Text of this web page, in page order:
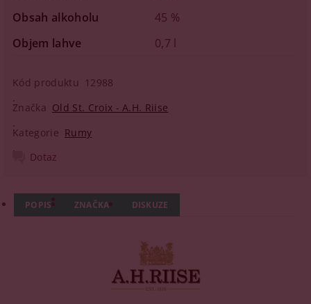
Obsah alkoholu
45 %
Objem lahve
0,7 l
Kód produktu
12988
Značka Old St. Croix - A.H. Riise
Kategorie Rumy
Dotaz
POPIS ZNAČKA DISKUZE